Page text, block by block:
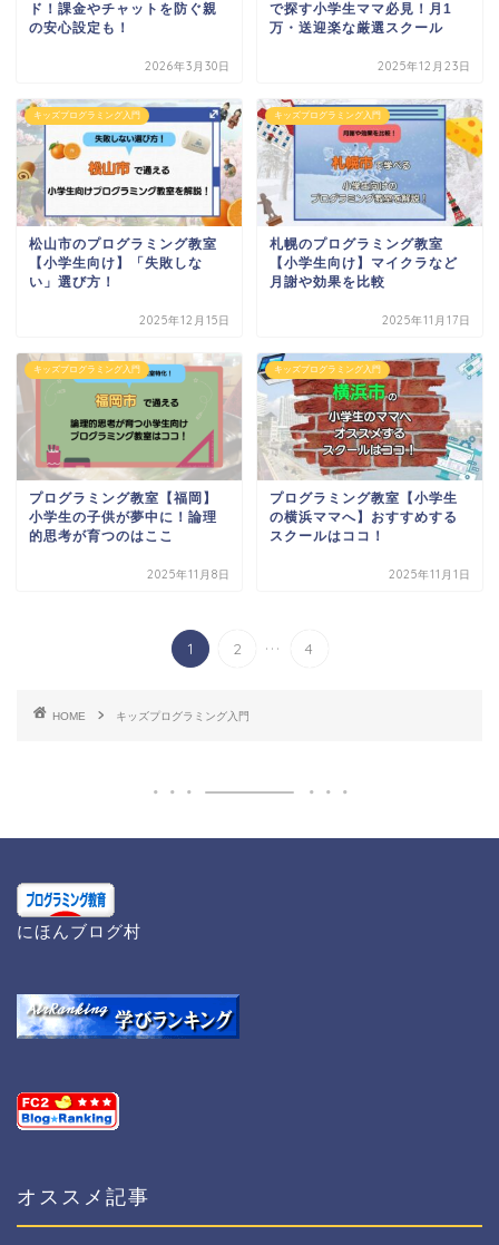
ド！課金やチャットを防ぐ親
の安心設定も！
2026年3月30日
で探す小学生ママ必見！月1
万・送迎楽な厳選スクール
2025年12月23日
キッズプログラミング入門
松山市のプログラミング教室
【小学生向け】「失敗しな
い」選び方！
2025年12月15日
キッズプログラミング入門
札幌のプログラミング教室
【小学生向け】マイクラなど
月謝や効果を比較
2025年11月17日
キッズプログラミング入門
プログラミング教室【福岡】
小学生の子供が夢中に！論理
的思考が育つのはここ
2025年11月8日
キッズプログラミング入門
プログラミング教室【小学生
の横浜ママへ】おすすめする
スクールはココ！
2025年11月1日
1 2 ... 4
HOME キッズプログラミング入門
にほんブログ村
オススメ記事